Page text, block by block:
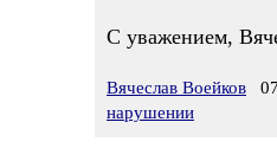
С уважением,
Вячеслав Воейков
нарушении